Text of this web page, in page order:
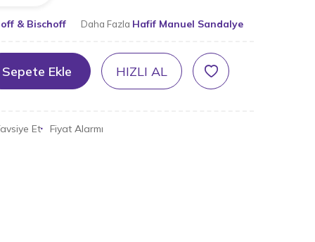
& Bischoff Daha Fazla Hafif Manuel Sandalye
Sepete Ekle HIZLI AL
Et Fiyat Alarmı